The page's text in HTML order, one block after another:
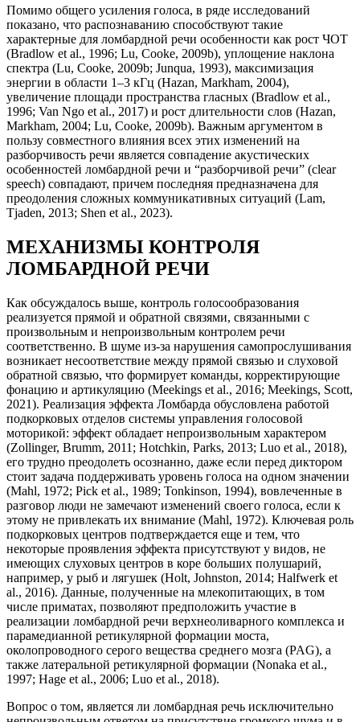
Помимо общего усиления голоса, в ряде исследований
показано, что распознаванию способствуют такие
характерные для ломбардной речи особенности как рост ЧОТ
(Bradlow et al., 1996; Lu, Cooke, 2009b), уплощение наклона
спектра (Lu, Cooke, 2009b; Junqua, 1993), максимизация
энергии в области 1–3 кГц (Hazan, Markham, 2004),
увеличение площади пространства гласных (Bradlow et al.,
1996; Van Ngo et al., 2017) и рост длительности слов (Hazan,
Markham, 2004; Lu, Cooke, 2009b). Важным аргументом в
пользу совместного влияния всех этих изменений на
разборчивость речи является совпадение акустических
особенностей ломбардной речи и “разборчивой речи” (clear
speech) совпадают, причем последняя предназначена для
преодоления сложных коммуникативных ситуаций (Lam,
Tjaden, 2013; Shen et al., 2023).
МЕХАНИЗМЫ КОНТРОЛЯ
ЛОМБАРДНОЙ РЕЧИ
Как обсуждалось выше, контроль голосообразования
реализуется прямой и обратной связями, связанными с
произвольным и непроизвольным контролем речи
соответственно. В шуме из-за нарушения самопрослушивания
возникает несоответствие между прямой связью и слуховой
обратной связью, что формирует команды, корректирующие
фонацию и артикуляцию (Meekings et al., 2016; Meekings, Scott,
2021). Реализация эффекта Ломбарда обусловлена работой
подкорковых отделов системы управления голосовой
моторикой: эффект обладает непроизвольным характером
(Zollinger, Brumm, 2011; Hotchkin, Parks, 2013; Luo et al., 2018),
его трудно преодолеть осознанно, даже если перед диктором
стоит задача поддерживать уровень голоса на одном значении
(Mahl, 1972; Pick et al., 1989; Tonkinson, 1994), вовлеченные в
разговор люди не замечают изменений своего голоса, если к
этому не привлекать их внимание (Mahl, 1972). Ключевая роль
подкорковых центров подтверждается еще и тем, что
некоторые проявления эффекта присутствуют у видов, не
имеющих слуховых центров в коре больших полушарий,
например, у рыб и лягушек (Holt, Johnston, 2014; Halfwerk et
al., 2016). Данные, полученные на млекопитающих, в том
числе приматах, позволяют предположить участие в
реализации ломбардной речи верхнеоливарного комплекса и
парамедианной ретикулярной формации моста,
околопроводного серого вещества среднего мозга (PAG), а
также латеральной ретикулярной формации (Nonaka et al.,
1997; Hage et al., 2006; Luo et al., 2018).
Вопрос о том, является ли ломбардная речь исключительно